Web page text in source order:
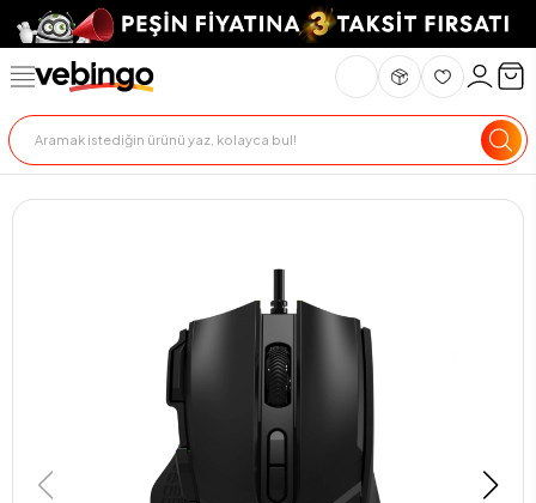
Genel Bakış Ürün Açıklaması Teknik Özellikler Teslimat Ve İade